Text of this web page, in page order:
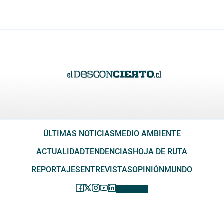
ÚLTIMAS NOTICIASMEDIO AMBIENTE
ACTUALIDADTENDENCIASHOJA DE RUTA
REPORTAJESENTREVISTASOPINIÓNMUNDO